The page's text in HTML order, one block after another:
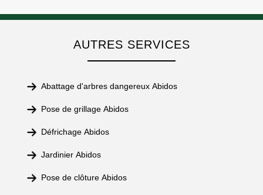
AUTRES SERVICES
Abattage d'arbres dangereux Abidos
Pose de grillage Abidos
Défrichage Abidos
Jardinier Abidos
Pose de clôture Abidos